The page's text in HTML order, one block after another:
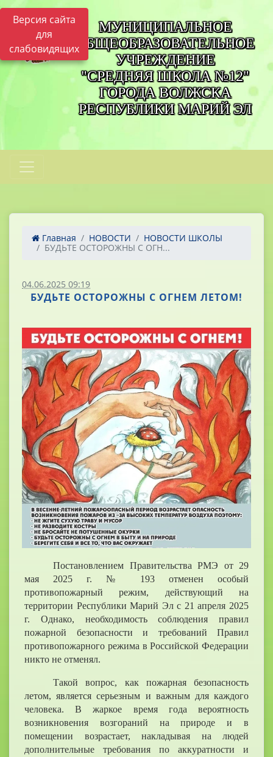
Версия сайта
для
слабовидящих
МУНИЦИПАЛЬНОЕ
ОБЩЕОБРАЗОВАТЕЛЬНОЕ
УЧРЕЖДЕНИЕ
"СРЕДНЯЯ ШКОЛА №12"
ГОРОДА ВОЛЖСКА
РЕСПУБЛИКИ МАРИЙ ЭЛ
Главная НОВОСТИ
НОВОСТИ ШКОЛЫ
БУДЬТЕ ОСТОРОЖНЫ С ОГН...
04.06.2025 09:19
БУДЬТЕ ОСТОРОЖНЫ С ОГНЕМ ЛЕТОМ!
Постановлением Правительства РМЭ от 29
мая 2025 г. № 193 отменен особый
противопожарный режим, действующий на
территории Республики Марий Эл с 21 апреля 2025
г. Однако, необходимость соблюдения правил
пожарной безопасности и требований Правил
противопожарного режима в Российской Федерации
никто не отменял.
Такой вопрос, как пожарная безопасность
летом, является серьезным и важным для каждого
человека. В жаркое время года вероятность
возникновения возгораний на природе и в
помещении возрастает, накладывая на людей
дополнительные требования по аккуратности и